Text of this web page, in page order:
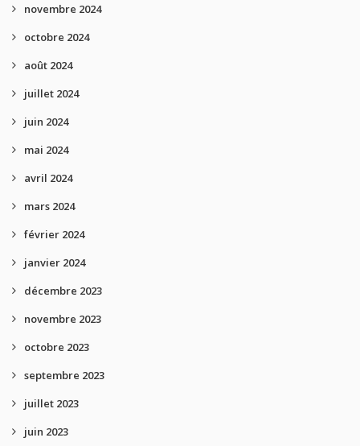
novembre 2024
octobre 2024
août 2024
juillet 2024
juin 2024
mai 2024
avril 2024
mars 2024
février 2024
janvier 2024
décembre 2023
novembre 2023
octobre 2023
septembre 2023
juillet 2023
juin 2023